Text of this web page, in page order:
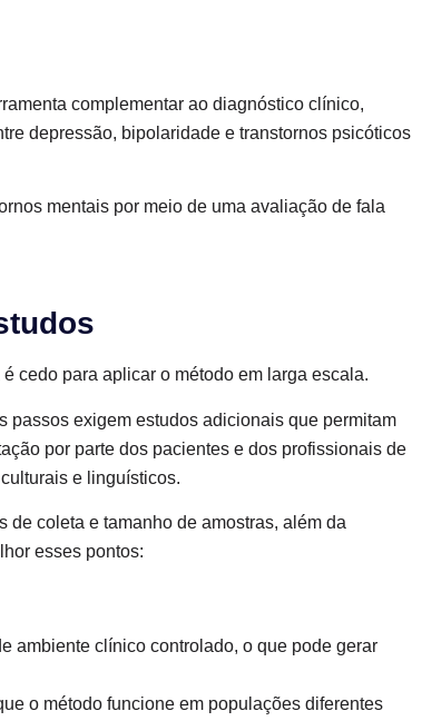
complementar ao diagnóstico clínico,
depressão, bipolaridade e transtornos psicóticos
mentais por meio de uma avaliação de fala
cedo para aplicar o método em larga escala.
passos exigem estudos adicionais que permitam
por parte dos pacientes e dos profissionais de
e linguísticos.
de coleta e tamanho de amostras, além da
esses pontos:
ambiente clínico controlado, o que pode gerar
o método funcione em populações diferentes